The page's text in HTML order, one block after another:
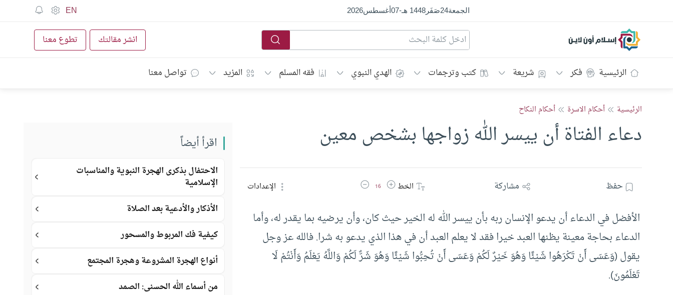
الجمعة24صَفَر1448 هـ -
07أغسطس2026
EN
إسلام أون لاين انشر مقالتك تطوع معنا
الرئيسية فكر شريعة كتب وترجمات الهدي النبوي فقه المسلم المزيد تواصل معنا
الرئيسية أحكام الاسرة أحكام النكاح
دعاء الفتاة أن ييسر الله زواجها بشخص معين
حفظ مشاركة الخطزيادة حجم الخط
16 تقليل حجم الخط الإعدادات
الأفضل في الدعاء أن يدعو الإنسان ربه بأن ييسر الله له الخير حيث كان، وأن يرضيه بما يقدر له، وأما
الدعاء بحاجة معينة يظنها العبد خيرا فقد لا يعلم العبد أن في هذا الذي يدعو به شرا. فالله عز وجل
يقول (وَعَسَى أَنْ تَكْرَهُوا شَيْئًا وَهُوَ خَيْرٌ لَكُمْ وَعَسَى أَنْ تُحِبُّوا شَيْئًا وَهُوَ شَرٌّ لَكُمْ وَاللَّهُ يَعْلَمُ وَأَنْتُمْ لَا
تَعْلَمُونَ).
اقرأ أيضاً
الاحتفال بذكرى الهجرة النبوية والمناسبات
الإسلامية
الأذكار والأدعية بعد الصلاة
كيفية فك المربوط والمسحور
أنواع الهجرة المشروعة وهجرة المجتمع
من أسماء الله الحسنى: الصمد